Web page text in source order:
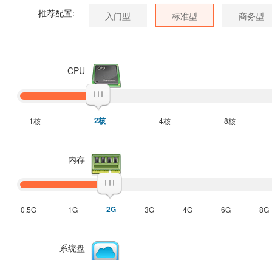
推荐配置:
CPU
1核 2核 4核 8核
内存
0.5G 1G 2G 3G 4G 6G 8G
系统盘